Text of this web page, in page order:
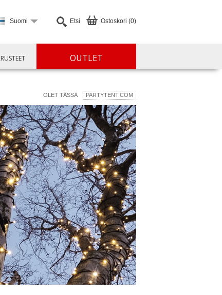
Ostoskori (0)
Etsi
Suomi
OUTLET
OLET TÄSSÄ PARTYTENT.COM